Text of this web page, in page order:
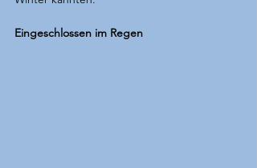
Eingeschlossen im Regen